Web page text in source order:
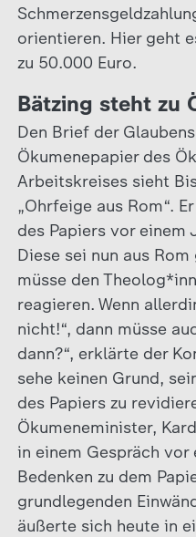
orientieren. Hier geht
zu 50.000 Euro.
Bätzing steht zu
Den Brief der
Ökumenepapier des
Arbeitskreises sieht
„Ohrfeige aus Rom“.
des Papiers vor einem
Diese sei nun aus
müsse den
reagieren. Wenn
nicht!“, dann müsse
dann?“, erklärte der
sehe keinen Grund,
des Papiers zu
Ökumeneminister,
in einem Gespräch vor
Bedenken zu dem
grundlegenden
äußerte sich heute in